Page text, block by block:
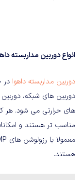
انواعدوربین مداربسته
دوربین مداربسته داهوا در
دوربین های شبکه،
های حرارتی می شود. هر
مناسب تر هستند و
معمولا با رزولوشن های
هستند.